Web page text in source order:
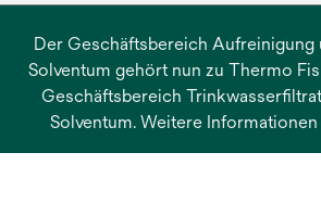
Der Geschäftsbereich Aufreinigung
Solventum gehört nun zu Thermo
Geschäftsbereich
Solventum. Weitere